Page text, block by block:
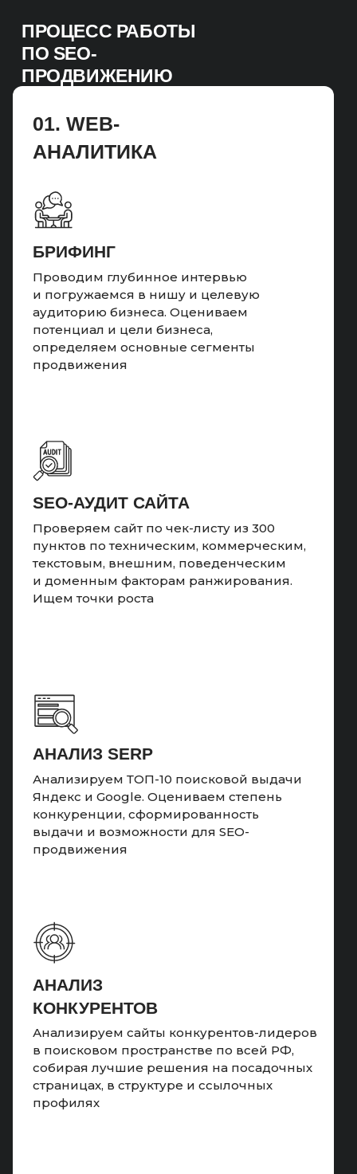
ПРОЦЕСС РАБОТЫ
ПО SEO-
ПРОДВИЖЕНИЮ
БРИФИНГ
Проводим глубинное интервью
и погружаемся в нишу и целевую
аудиторию бизнеса. Оцениваем
потенциал и цели бизнеса,
определяем основные сегменты
продвижения
01. WEB-
АНАЛИТИКА
АНАЛИЗ SERP
Анализируем ТОП-10 поисковой выдачи
Яндекс и Google. Оцениваем степень
конкуренции, сформированность
выдачи и возможности для SEO-
продвижения
SEO-АУДИТ САЙТА
Проверяем сайт по чек-листу из 300
пунктов по техническим, коммерческим,
текстовым, внешним, поведенческим
и доменным факторам ранжирования.
Ищем точки роста
АНАЛИЗ
КОНКУРЕНТОВ
Анализируем сайты конкурентов-лидеров
в поисковом пространстве по всей РФ,
собирая лучшие решения на посадочных
страницах, в структуре и ссылочных
профилях